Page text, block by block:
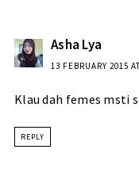
Asha Lya
13 FEBRUARY 2015
Klau dah femes msti
REPLY